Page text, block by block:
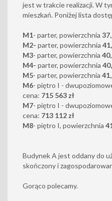
jest w trakcie realizacji. W
mieszkań. Poniżej lista
M1- parter, powierzchnia
M2- parter, powierzchnia
M3- parter, powierzchnia
M4- parter, powierzchnia
M5- parter, powierzchnia
M6- piętro I -
cena: 715 563 zł
M7- piętro I -
cena: 713 112 zł
M8- piętro I, powierzchnia
Budynek A jest oddany do
skończony i
Gorąco polecamy.